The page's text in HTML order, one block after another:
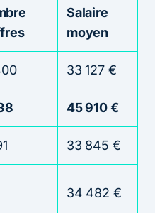
Salaire
moyen
33 127 €
45 910 €
33 845 €
34 482 €